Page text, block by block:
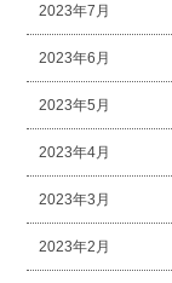
2023年7月
2023年6月
2023年5月
2023年4月
2023年3月
2023年2月